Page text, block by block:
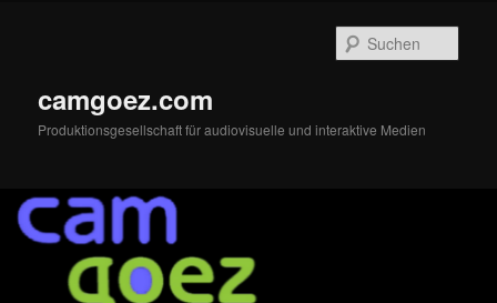
camgoez.com
Produktionsgesellschaft für audiovisuelle und interaktive Medien